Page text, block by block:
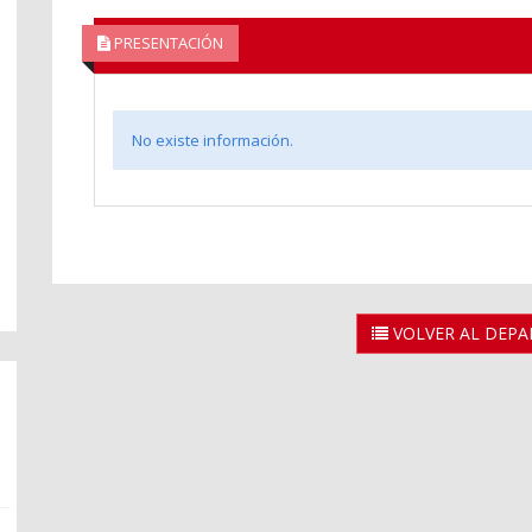
PRESENTACIÓN
No existe información.
VOLVER AL